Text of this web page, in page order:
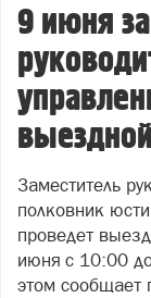
9 июня
Заместитель
полковник
проведет
июня с 10:00
этом сообщает